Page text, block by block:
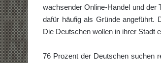
wachsender Online-Handel und der
dafür häufig als Gründe angeführt.
Die Deutschen wollen in ihrer Stadt
76 Prozent der Deutschen suchen